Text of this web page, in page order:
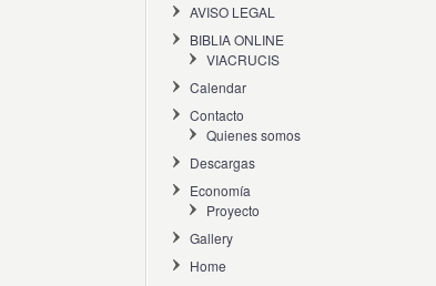
AVISO LEGAL
BIBLIA ONLINE
VIACRUCIS
Calendar
Contacto
Quienes somos
Descargas
Economía
Proyecto
Gallery
Home